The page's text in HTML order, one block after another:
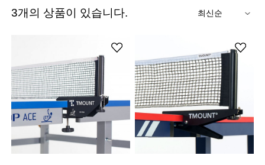
3개의 상품이 있습니다.